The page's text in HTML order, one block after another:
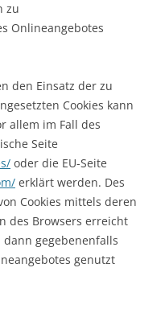
zu
Onlineangebotes
den Einsatz der zu
Cookies kann
allem im Fall des
Seite
oder die EU-Seite
erklärt werden. Des
Cookies mittels deren
des Browsers erreicht
gegebenenfalls
genutzt